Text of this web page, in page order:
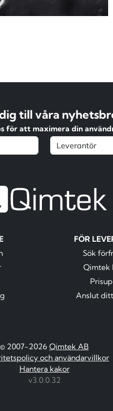
till våra
för att maximera din
FÖR
Sök
Qimtek
Anslut
© 2007-2026 Qimtek AB
och användarvillkor
Hantera kakor
v3.0.0.32